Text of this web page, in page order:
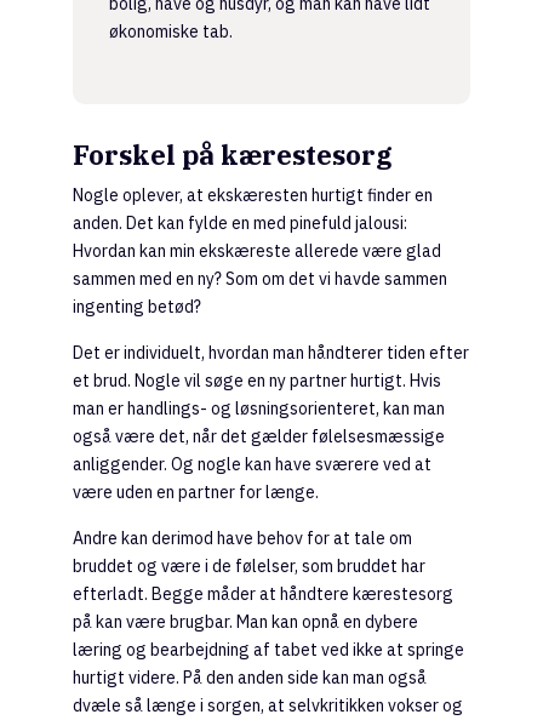
økonomiske tab.
Forskel på kærestesorg
Nogle oplever, at ekskæresten hurtigt finder en
anden. Det kan fylde en med pinefuld jalousi:
Hvordan kan min ekskæreste allerede være glad
sammen med en ny? Som om det vi havde sammen
ingenting betød?
Det er individuelt, hvordan man håndterer tiden efter
et brud. Nogle vil søge en ny partner hurtigt. Hvis
man er handlings- og løsningsorienteret, kan man
også være det, når det gælder følelsesmæssige
anliggender. Og nogle kan have sværere ved at
være uden en partner for længe.
Andre kan derimod have behov for at tale om
bruddet og være i de følelser, som bruddet har
efterladt. Begge måder at håndtere kærestesorg
på kan være brugbar. Man kan opnå en dybere
læring og bearbejdning af tabet ved ikke at springe
hurtigt videre. På den anden side kan man også
dvæle så længe i sorgen, at selvkritikken vokser og